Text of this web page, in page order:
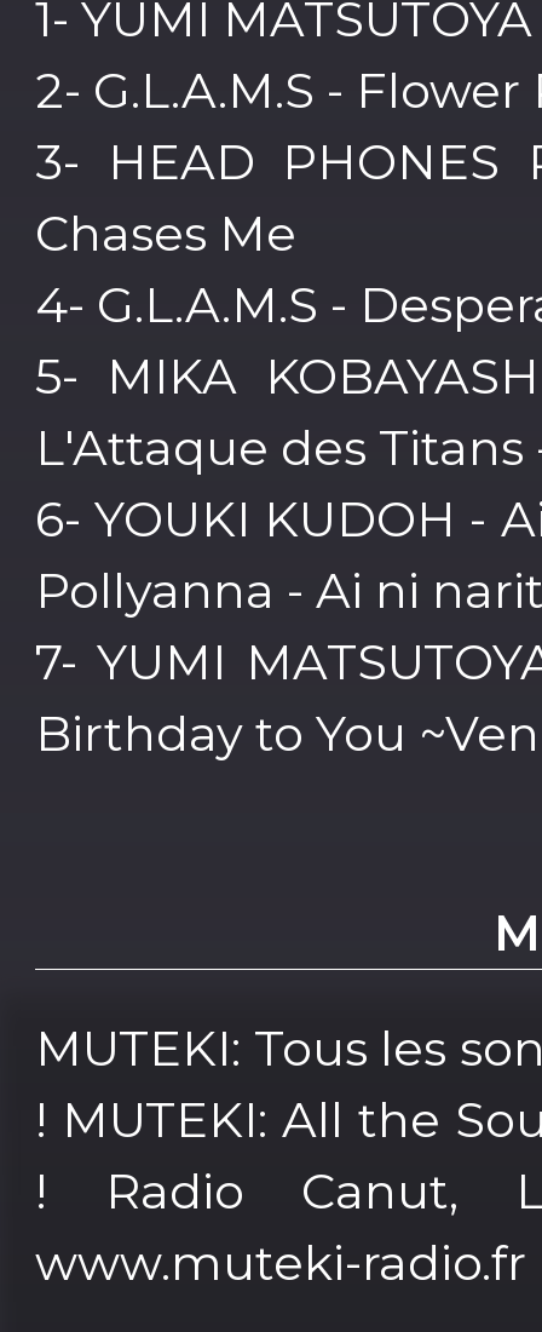
1- YUMI
2- G.L.A.M.S - Flower
3- HEAD PHONES
Chases Me
4- G.L.A.M.S -
5- MIKA
L'Attaque des
6- YOUKI KUDOH -
Pollyanna - Ai ni
7- YUMI
Birthday to You
MUTEKI: Tous les
! MUTEKI: All the
! Radio Canut,
www.muteki-radio.fr